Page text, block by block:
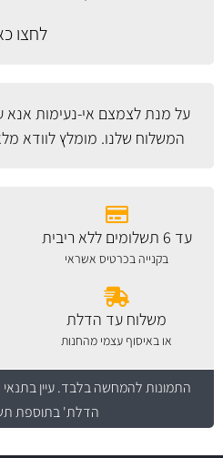
לחצו
על מנת לצמצם אי-נעימות אנא
המשלוח שלנו. מומלץ לוודא
עד 6 תשלומים ללא ריבית
בקנייה בכרטיס אשראי
משלוח עד הדלת
או באיסוף עצמי מהחנות
התמונות להמחשה בלבד.עיין
הדלת' בתוספת